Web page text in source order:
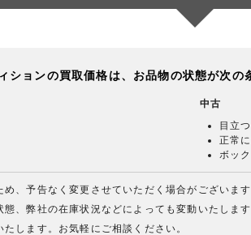
ションの買取価格は、お品物の状態が次の
中古
目立
正常
ボッ
、予告なく変更させていただく場合がございます
、弊社の在庫状況などによっても変動いたしま
します。お気軽にご相談ください。